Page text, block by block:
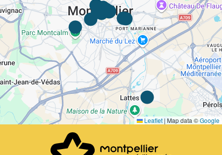
Leaflet | Map data ©Google